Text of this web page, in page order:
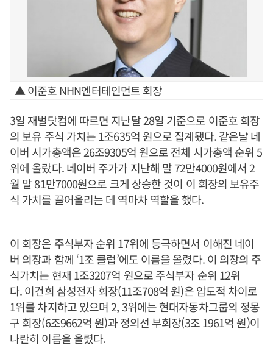
▲ 이준호 NHN엔터테인먼트 회장
3일 재벌닷컴에 따르면 지난달 28일 기준으로 이준호 회장
의 보유 주식 가치는 1조635억 원으로 집계됐다. 같은날 네
이버 시가총액은 26조9305억 원으로 전체 시가총액 순위 5
위에 올랐다. 네이버 주가가 지난해 말 72만4000원에서 2
월 말 81만7000원으로 크게 상승한 것이 이 회장의 보유주
식 가치를 끌어올리는 데 역마차 역할을 했다.
이 회장은 주식부자 순위 17위에 등극하면서 이해진 네이
버 의장과 함께 ‘1조 클럽’에도 이름을 올렸다. 이 의장의 주
식가치는 현재 1조3207억 원으로 주식부자 순위 12위
다. 이건희 삼성전자 회장(11조708억 원)은 압도적 차이로
1위를 차지하고 있으며 2, 3위에는 현대자동차그룹의 정몽
구 회장(6조9662억 원)과 정의선 부회장(3조 1961억 원)이
나란히 이름을 올렸다.